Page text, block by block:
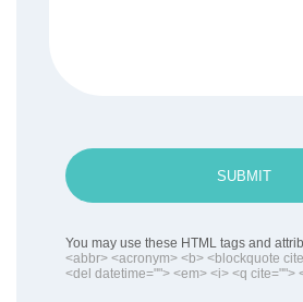
SUBMIT
You may use these HTML tags and
<abbr> <acronym> <b> <blockquote
<del datetime=""> <em> <i> <q cite="">